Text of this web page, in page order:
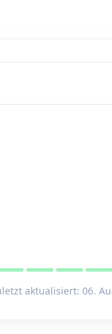
aktualisiert: 06.